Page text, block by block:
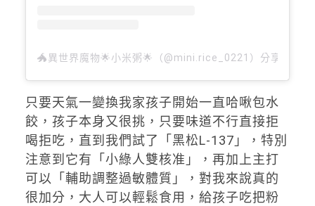
🐲異世界魔物🌟小米粥🌟（@mini.rice_0221）分享的貼文
只要天氣一變換我家孩子開始一直哈啾包水
餃，孩子本身又很挑，只要味道不行直接拒
喝拒吃，直到我們試了「黑松L-137」，特別
注意到它有「小綠人雙核准」，再加上主打
可以「輔助調整過敏體質」，對我來說真的
很加分，大人可以輕鬆食用，給孩子吃把粉